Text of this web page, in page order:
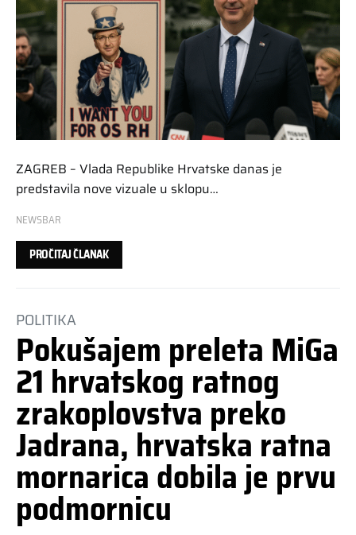
ZAGREB – Vlada Republike Hrvatske danas je
predstavila nove vizuale u sklopu…
NEWSBAR
PROČITAJ ČLANAK
POLITIKA
Pokušajem preleta MiGa
21 hrvatskog ratnog
zrakoplovstva preko
Jadrana, hrvatska ratna
mornarica dobila je prvu
podmornicu